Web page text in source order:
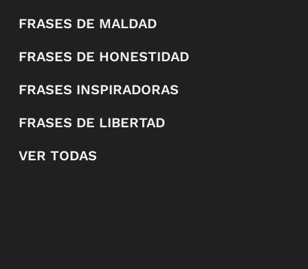
FRASES DE MALDAD
FRASES DE HONESTIDAD
FRASES INSPIRADORAS
FRASES DE LIBERTAD
VER TODAS